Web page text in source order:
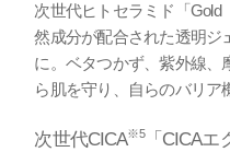
次世代ヒトセラミド「
然成分が配合された透明ジ
に。ベタつかず、紫外線、
ら肌を守り、自らのバリア
次世代CICA※5「CICAエ